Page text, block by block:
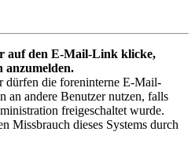
auf den E-Mail-Link klicke,
anzumelden.
dürfen die foreninterne E-Mail-
an andere Benutzer nutzen, falls
freigeschaltet wurde.
Missbrauch dieses Systems durch